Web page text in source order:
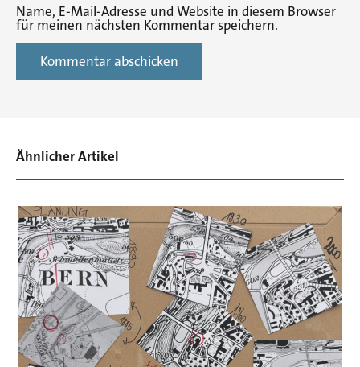
Name, E-Mail-Adresse und Website in diesem Browser
für meinen nächsten Kommentar speichern.
Ähnlicher Artikel